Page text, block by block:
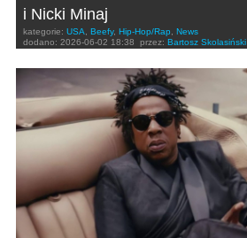
i Nicki Minaj
kategorie: USA Beefy, Hip-Hop/Rap
News
dodano: 2026-06-02 18:38 przez: Bartosz Skolasiński